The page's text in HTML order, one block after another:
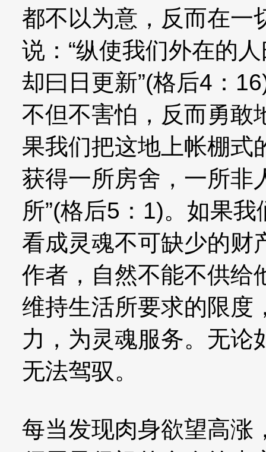
都不以为意，反而在一
说：“纵使我们外在的
却曰日更新”(格后4：
不但不害怕，反而勇敢
果我们把这地上帐棚式
获得一所房舍，一所非
所”(格后5：1)。如果
看成灵魂不可缺少的财
作者，自然不能不供给
维持生活所要求的限度
力，为灵魂服务。无论
无法驾驭。
每当发现肉身欲望高涨